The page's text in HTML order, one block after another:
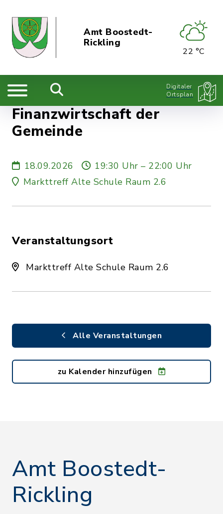
Amt Boostedt-
Rickling
22 °C
Digitaler
Ortsplan
Finanzwirtschaft der
Gemeinde
18.09.2026
19:30 Uhr – 22:00 Uhr
Markttreff Alte Schule Raum 2.6
Veranstaltungsort
Markttreff Alte Schule Raum 2.6
Alle Veranstaltungen
zu Kalender hinzufügen
Amt Boostedt-
Rickling